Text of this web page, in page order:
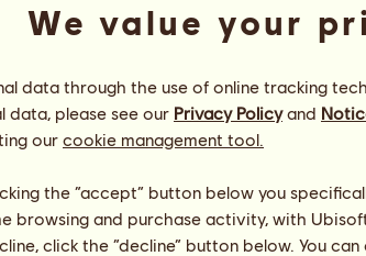
11%
1%
1386.88
945.6
We value your
data through the use of online tracking
data, please see our Privacy Policyand
our cookie management tool.
the “accept” button below you
browsing and purchase activity, with
click the “decline” button below. You